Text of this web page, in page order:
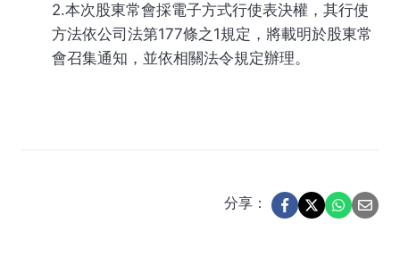
2.本次股東常會採電子方式行使表決權，其行使
方法依公司法第177條之1規定，將載明於股東常
會召集通知，並依相關法令規定辦理。
分享：